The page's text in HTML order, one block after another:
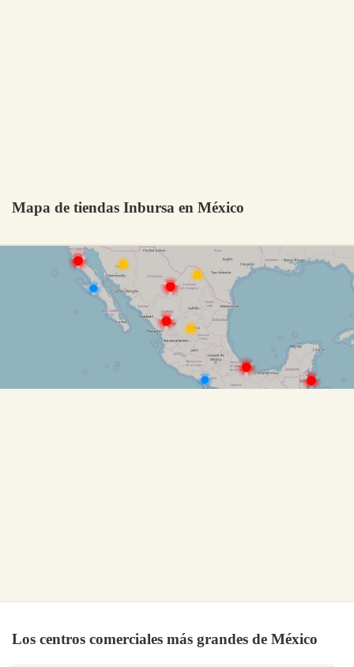
Mapa de tiendas Inbursa en México
Los centros comerciales más grandes de México